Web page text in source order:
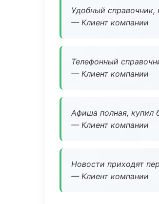
Удобный
— Клиент компании
Телефонный
— Клиент компании
Афиша полная, купил
— Клиент компании
Новости приходят
— Клиент компании